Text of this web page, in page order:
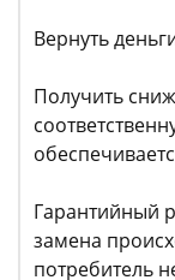
Вернуть
Получить
Гарантийный
замена
потребитель